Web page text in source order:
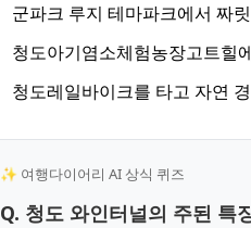
군파크 루지 테마파크에서 짜
청도아기염소체험농장고트힐
청도레일바이크를 타고 자연
✨ 여행다이어리 AI 상식 퀴즈
Q. 청도 와인터널의 주된 특